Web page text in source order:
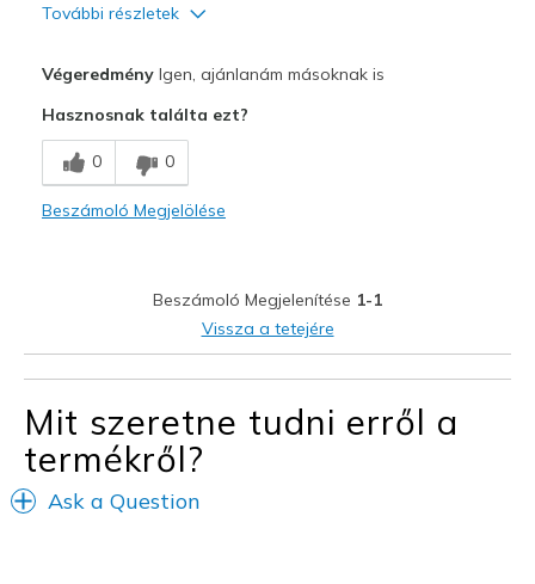
További részletek
Comfortable
Legjobb használat
Casual Wear
Feels true to size
I'm Into Shoes
VégeredményIgen, ajánlanám másoknak is
Hasznosnak találta ezt?
0 0
Beszámoló Megjelölése
Beszámoló Megjelenítése 1-1
Vissza a tetejére
Mit szeretne tudni erről a
termékről?
Ask a Question